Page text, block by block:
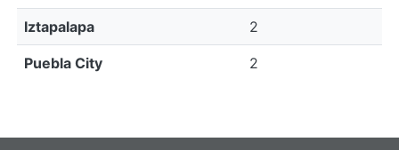
Iztapalapa 2
Puebla City 2